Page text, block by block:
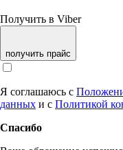
Получить в Viber
получить прайс
Я соглашаюсь с
данных и с Политикой
Спасибо